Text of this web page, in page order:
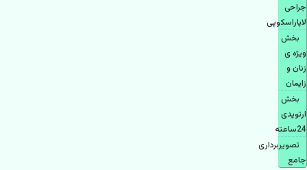
جراحی
لاپاراسکوپی
بخش
ویژه ی
زنان و
زایمان
بخش
ارتوپدی
24ساعته
تصویربرداری
جامع